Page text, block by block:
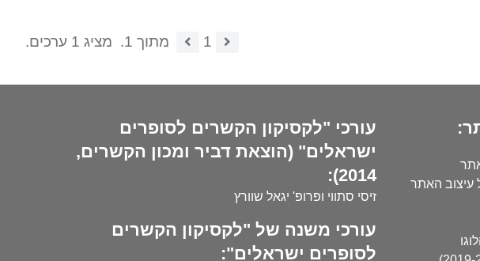
1 מתוך 1. מציג 1 ערכים.
עיצוב האתר
עורכי "לקסיקון הקשרים לסופרים
ישראלים" (הוצאת דביר ומכון הקשרים,
2014):
זיסי סתווי ופרופ' יגאל שוורץ
עורכי משנה של "לקסיקון הקשרים
לסופרים ישראלים":